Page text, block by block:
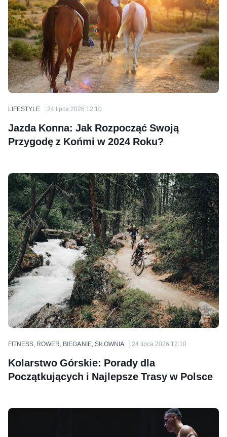
LIFESTYLE 24 lipca 2026 12:10
Jazda Konna: Jak Rozpocząć Swoją
Przygodę z Końmi w 2024 Roku?
FITNESS, ROWER, BIEGANIE, SIŁOWNIA 24 lipca 2026 12:10
Kolarstwo Górskie: Porady dla
Początkujących i Najlepsze Trasy w Polsce